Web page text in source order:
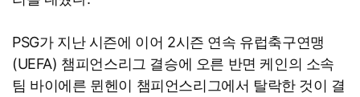
PSG가 지난 시즌에 이어 2시즌 연속 유럽축구연맹
(UEFA) 챔피언스리그 결승에 오른 반면 케인의 소속
팀 바이에른 뮌헨이 챔피언스리그에서 탈락한 것이 결